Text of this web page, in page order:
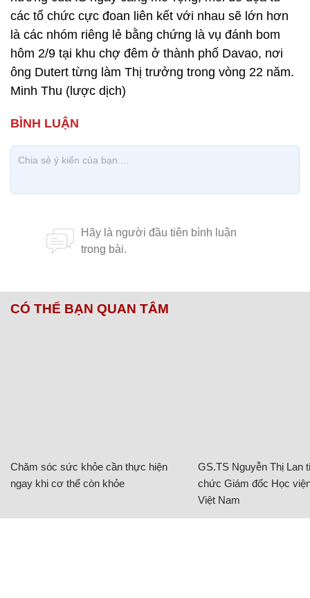
các tổ chức cực đoan liên kết với nhau sẽ lớn hơn
là các nhóm riêng lẻ bằng chứng là vụ đánh bom
hôm 2/9 tại khu chợ đêm ở thành phố Davao, nơi
ông Dutert từng làm Thị trưởng trong vòng 22 năm.
Minh Thu (lược dịch)
CÓ THỂ BẠN QUAN TÂM
Chăm sóc sức khỏe cần thực hiện
ngay khi cơ thể còn khỏe
GS.TS Nguyễn Thị Lan
chức Giám đốc Học
Việt Nam